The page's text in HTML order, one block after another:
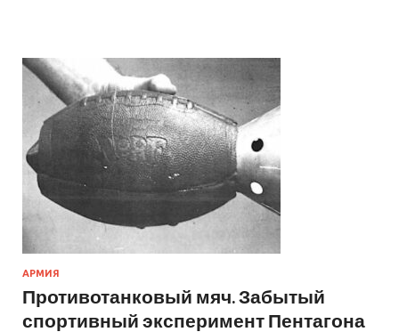
АРМИЯ
Противотанковый мяч. Забытый
спортивный эксперимент Пентагона